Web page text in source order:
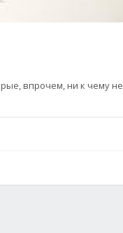
впрочем, ни к чему не